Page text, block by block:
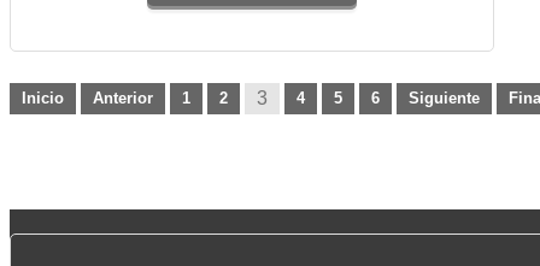
Inicio Anterior 1 2 3 4 5 6 Siguiente